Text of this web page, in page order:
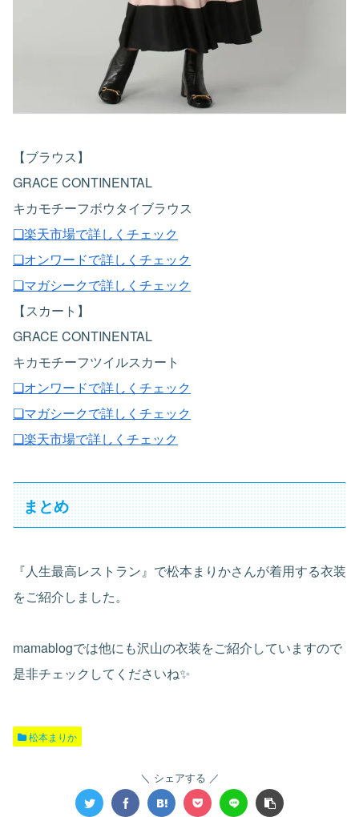
【ブラウス】
GRACE CONTINENTAL
キカモチーフボウタイブラウス
❏楽天市場で詳しくチェック
❏オンワードで詳しくチェック
❏マガシークで詳しくチェック
【スカート】
GRACE CONTINENTAL
キカモチーフツイルスカート
❑オンワードで詳しくチェック
❏マガシークで詳しくチェック
❏楽天市場で詳しくチェック
まとめ
『人生最高レストラン』で松本まりかさんが着用する衣装
をご紹介しました。
mamablogでは他にも沢山の衣装をご紹介していますので
是非チェックしてくださいね✨
松本まりか
シェアする